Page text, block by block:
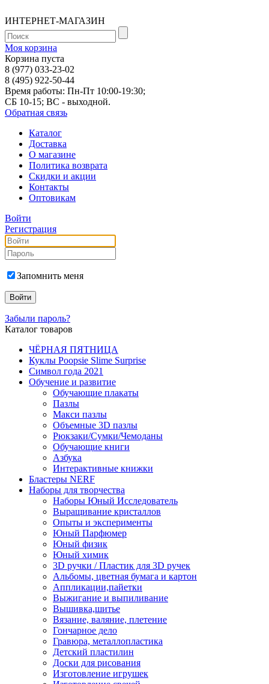
ИНТЕРНЕТ-МАГАЗИН
Моя корзина
Корзина пуста
8 (977) 033-23-02
8 (495) 922-50-44
Время работы: Пн-Пт 10:00-19:30;
СБ 10-15; ВС - выходной.
Обратная связь
Каталог
Доставка
О магазине
Политика возврата
Скидки и акции
Контакты
Оптовикам
Войти
Регистрация
Запомнить меня
Забыли пароль?
Каталог товаров
ЧЁРНАЯ ПЯТНИЦА
Куклы Poopsie Slime Surprise
Символ года 2021
Обучение и развитие
Обучающие плакаты
Пазлы
Макси пазлы
Объемные 3D пазлы
Рюкзаки/Сумки/Чемоданы
Обучающие книги
Азбука
Интерактивные книжки
Бластеры NERF
Наборы для творчества
Наборы Юный Исследователь
Выращивание кристаллов
Опыты и эксперименты
Юный Парфюмер
Юный физик
Юный химик
3D ручки / Пластик для 3D ручек
Альбомы, цветная бумага и картон
Аппликации,пайетки
Выжигание и выпиливание
Вышивка,шитье
Вязание, валяние, плетение
Гончарное дело
Гравюра, металлопластика
Детский пластилин
Доски для рисования
Изготовление игрушек